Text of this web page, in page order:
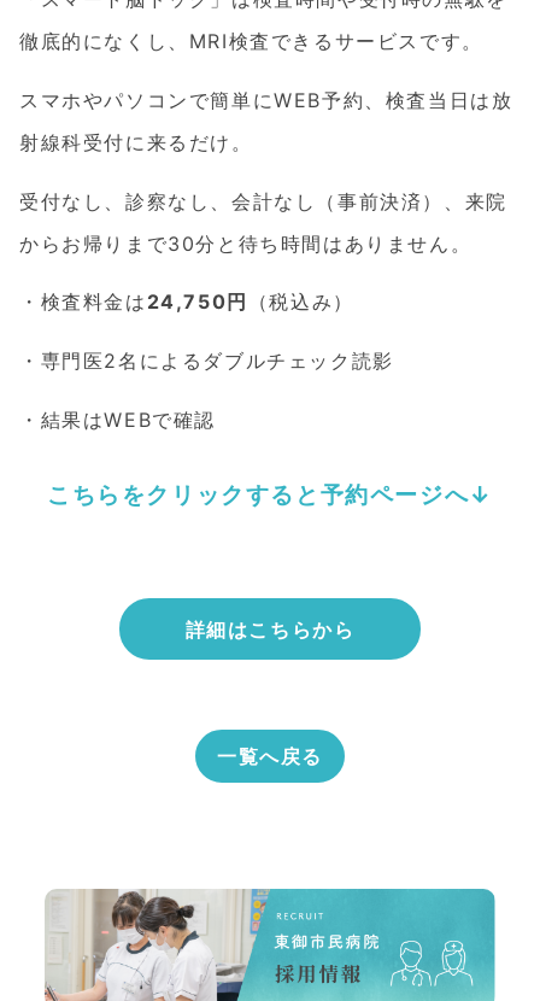
徹底的になくし、MRI検査できるサービスです。
スマホやパソコンで簡単にWEB予約、検査当日は放
射線科受付に来るだけ。
受付なし、診察なし、会計なし（事前決済）、来院
からお帰りまで30分と待ち時間はありません。
・検査料金は 24,750円 （税込み）
・専門医2名によるダブルチェック読影
・結果はWEBで確認
こちらをクリックすると予約ページへ↓
詳細はこちらから
一覧へ戻る